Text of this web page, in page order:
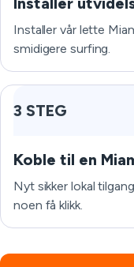
Installer vår lette
smidigere surfing.
3 STEG
Koble til en
Nyt sikker lokal
noen få klikk.